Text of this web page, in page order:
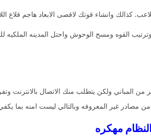
كذالك وانشاء قوتك لاقصى الابعاد هاجم قلاع
القوه ومسح الوحوش واحتل المدينه الملكيه
المباني ولكن يتطلب منك الاتصال بالانترنت
من مصادر غير المعروفه وبالتالي ليست امنه بما